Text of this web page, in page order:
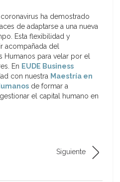
ha demostrado
de adaptarse a una nueva
Esta flexibilidad y
acompañada del
Humanos para velar por el
En EUDE Business
con nuestra Maestría en
de formar a
el capital humano en
Siguiente